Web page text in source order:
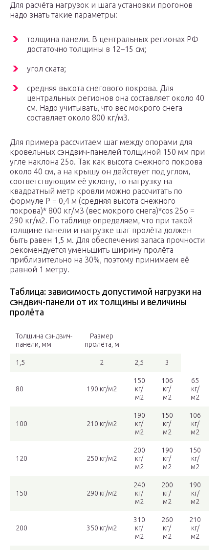
Для расчёта нагрузок и шага установки прогонов
надо знать такие параметры:
толщина панели. В центральных регионах РФ
достаточно толщины в 12–15 см;
угол ската;
средняя высота снегового покрова. Для
центральных регионов она составляет около 40
см. Надо учитывать, что вес мокрого снега
составляет около 800 кг/м3.
Для примера рассчитаем шаг между опорами для
кровельных сэндвич-панелей толщиной 150 мм при
угле наклона 25о. Так как высота снежного покрова
около 40 см, а на крышу он действует под углом,
соответствующим её уклону, то нагрузку на
квадратный метр кровли можно рассчитать по
формуле Р = 0,4 м (средняя высота снежного
покрова)* 800 кг/м3 (вес мокрого снега)*cos 25о =
290 кг/м2. По таблице определяем, что при такой
толщине панели и нагрузке шаг пролёта должен
быть равен 1,5 м. Для обеспечения запаса прочности
рекомендуется уменьшить ширину пролёта
приблизительно на 30%, поэтому принимаем её
равной 1 метру.
Таблица: зависимость допустимой нагрузки на
сэндвич-панели от их толщины и величины
пролёта
Толщина сэндвич-
панели, мм
Размер
пролёта, м
1,5 2 2,5 3
80 190 кг/м2
150
кг/
м2
106
кг/
м2
65
кг/
м2
100 210 кг/м2
190
кг/
м2
150
кг/
м2
106
кг/
м2
120 250 кг/м2
200
кг/
м2
190
кг/
м2
150
кг/
м2
150 290 кг/м2
240
кг/
м2
200
кг/
м2
190
кг/
м2
200 350 кг/м2
310
кг/
м2
260
кг/
м2
210
кг/
м2